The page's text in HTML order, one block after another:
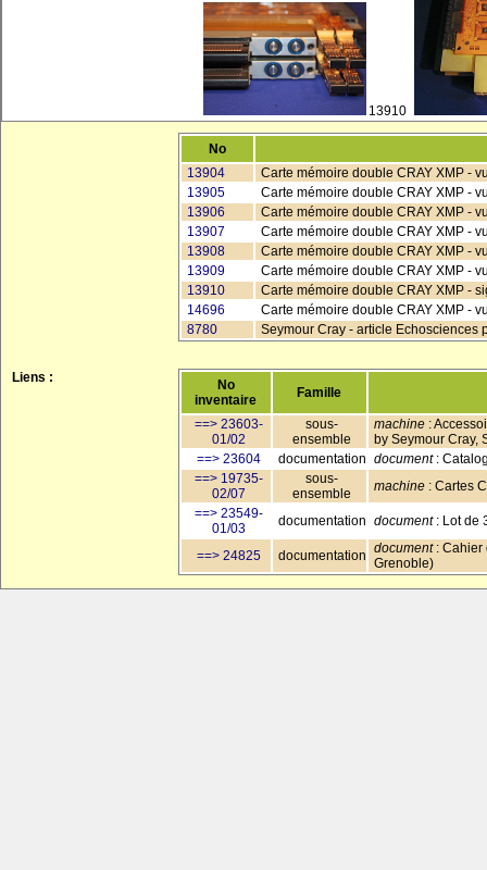
13910
No
13904
Carte mémoire double CRAY XMP -
13905
Carte mémoire double CRAY XMP -
13906
Carte mémoire double CRAY XMP -
13907
Carte mémoire double CRAY XMP -
13908
Carte mémoire double CRAY XMP -
13909
Carte mémoire double CRAY XMP -
13910
Carte mémoire double CRAY XMP -
14696
Carte mémoire double CRAY XMP -
8780
Seymour Cray - article Echosciences
Liens :
No
inventaire
Famille
==> 23603-
01/02
sous-
ensemble
machine :
by Seymour Cray,
==> 23604
documentation document:
==> 19735-
02/07
sous-
ensemble
machine : Cartes
==> 23549-
01/03
documentation document: Lot de
==> 24825 documentation document: Cahier
Grenoble)